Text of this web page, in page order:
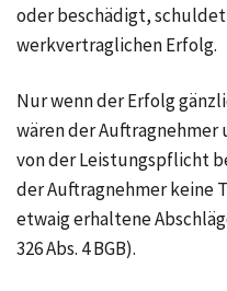
oder beschädigt,
werkvertraglichen Erfolg.
Nur wenn der Erfolg
wären der Auftragnehmer
von der Leistungspflicht
der Auftragnehmer keine
etwaig erhaltene
326 Abs. 4 BGB).